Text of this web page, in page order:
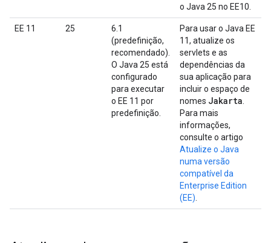
o Java 25 no EE10.
EE 11 25
6.1
(predefinição,
recomendado).
O Java 25 está
configurado
para executar
o EE 11 por
predefinição.
Para usar o Java EE
11, atualize os
servlets e as
dependências da
sua aplicação para
incluir o espaço de
nomes Jakarta
Para mais
informações,
consulte o artigo
Atualize o Java
numa versão
compatível da
Enterprise Edition
(EE)